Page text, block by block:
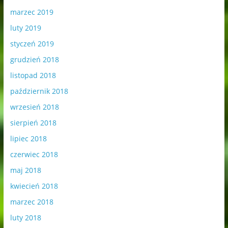
marzec 2019
luty 2019
styczeń 2019
grudzień 2018
listopad 2018
październik 2018
wrzesień 2018
sierpień 2018
lipiec 2018
czerwiec 2018
maj 2018
kwiecień 2018
marzec 2018
luty 2018